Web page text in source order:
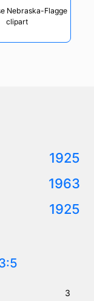
Nebraska-Flagge
clipart
1925
1963
1925
3